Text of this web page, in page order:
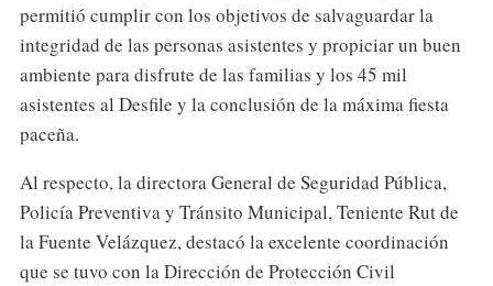
permitió cumplir con los objetivos de salvaguardar la
integridad de las personas asistentes y propiciar un buen
ambiente para disfrute de las familias y los 45 mil
asistentes al Desfile y la conclusión de la máxima fiesta
paceña.
Al respecto, la directora General de Seguridad Pública,
Policía Preventiva y Tránsito Municipal, Teniente Rut de
la Fuente Velázquez, destacó la excelente coordinación
que se tuvo con la Dirección de Protección Civil